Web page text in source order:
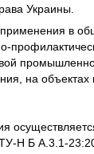
Украины.
в
на
Н Б А.3.1-